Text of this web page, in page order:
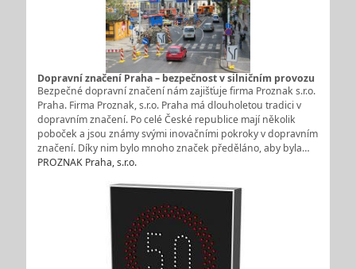
Dopravní značení Praha – bezpečnost v silničním provozu
Bezpečné dopravní značení nám zajišťuje firma Proznak s.r.o.
Praha. Firma Proznak, s.r.o. Praha má dlouholetou tradici v
dopravním značení. Po celé České republice mají několik
poboček a jsou známy svými inovačními pokroky v dopravním
značení. Díky nim bylo mnoho značek předěláno, aby byla…
PROZNAK Praha, s.r.o.